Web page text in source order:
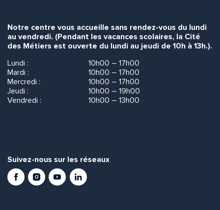
Notre centre vous accueille sans rendez-vous du lundi
au vendredi. (Pendant les vacances scolaires, la Cité
des Métiers est ouverte du lundi au jeudi de 10h à 13h.).
Lundi :
10h00 – 17h00
Mardi :
10h00 – 17h00
Mercredi :
10h00 – 17h00
Jeudi :
10h00 – 19h00
Vendredi :
10h00 – 13h00
Suivez-nous sur les réseaux
FacebookInstagramYoutubeLinkedIn